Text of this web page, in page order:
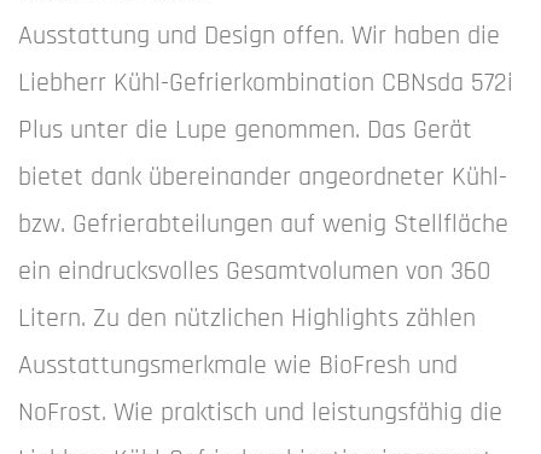
Ausstattung und Design offen. Wir haben die
Liebherr Kühl-Gefrierkombination CBNsda 572i
Plus unter die Lupe genommen. Das Gerät
bietet dank übereinander angeordneter Kühl-
bzw. Gefrierabteilungen auf wenig Stellfläche
ein eindrucksvolles Gesamtvolumen von 360
Litern. Zu den nützlichen Highlights zählen
Ausstattungsmerkmale wie BioFresh und
NoFrost. Wie praktisch und leistungsfähig die